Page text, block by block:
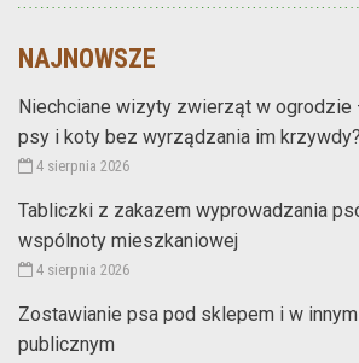
NAJNOWSZE
Niechciane wizyty zwierząt w ogrodzie
psy i koty bez wyrządzania im krzywdy?
4 sierpnia 2026
Tabliczki z zakazem wyprowadzania
wspólnoty mieszkaniowej
4 sierpnia 2026
Zostawianie psa pod sklepem i w
publicznym